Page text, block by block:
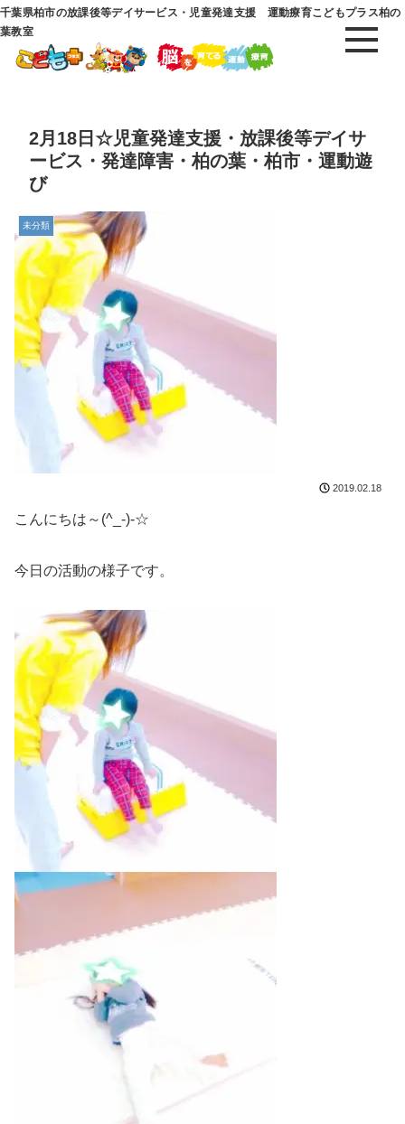
千葉県柏市の放課後等デイサービス・児童発達支援 運動療育こどもプラス柏の
葉教室
2月18日☆児童発達支援・放課後等デイサ
ービス・発達障害・柏の葉・柏市・運動遊
び
未分類
2019.02.18
こんにちは～(^_-)-☆
今日の活動の様子です。